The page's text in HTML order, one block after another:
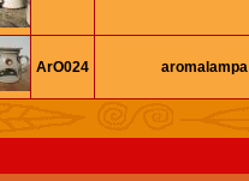
ArO024 aromalampa